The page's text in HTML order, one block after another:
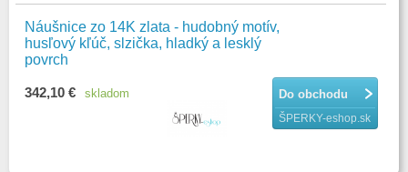
Náušnice zo 14K zlata - hudobný motív,
husľový kľúč, slzička, hladký a lesklý
povrch
Do obchodu
ŠPERKY-eshop.sk
342,10 € skladom